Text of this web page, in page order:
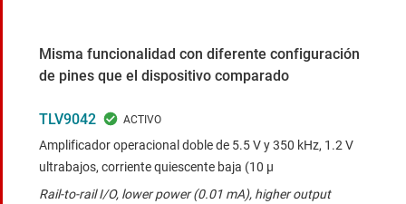
Misma funcionalidad con diferente configuración
de pines que el dispositivo comparado
TLV9042
Amplificador operacional doble de 5.5 V y 350 kHz, 1.2 V
ultrabajos, corriente quiescente baja (10 μ
Rail-to-rail I/O, lower power (0.01 mA), higher output